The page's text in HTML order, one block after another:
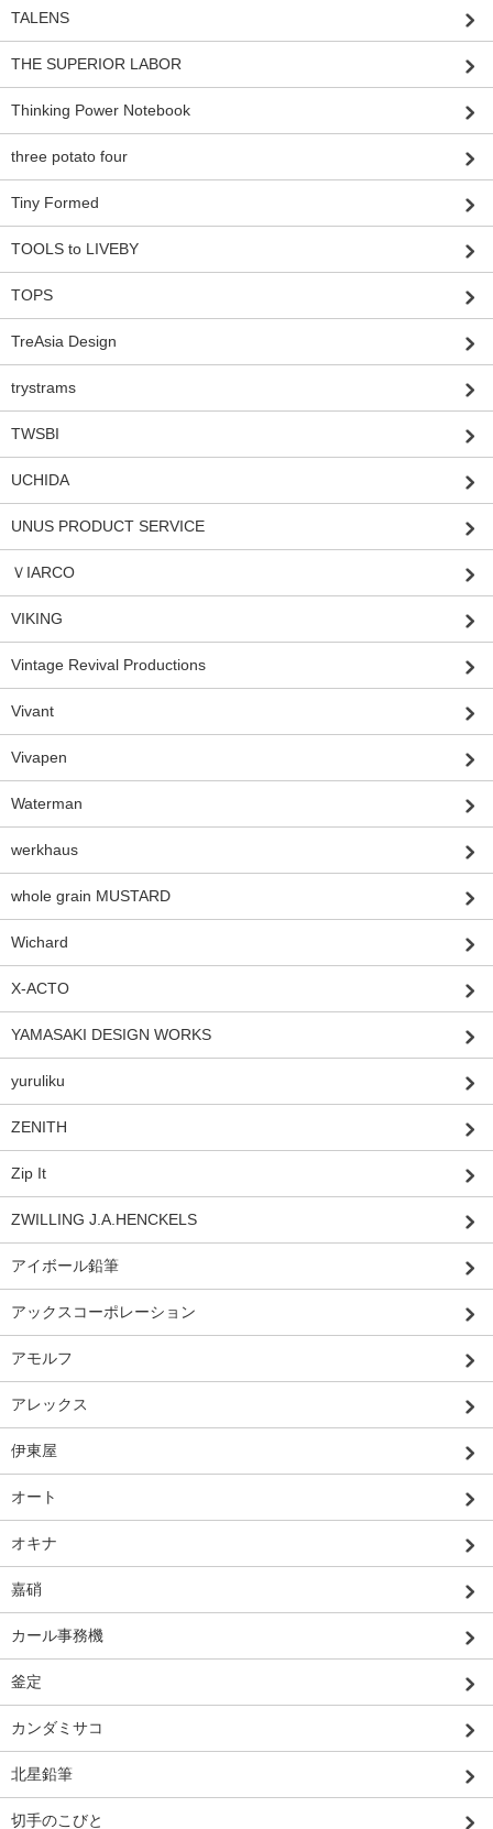
TALENS
THE SUPERIOR LABOR
Thinking Power Notebook
three potato four
Tiny Formed
TOOLS to LIVEBY
TOPS
TreAsia Design
trystrams
TWSBI
UCHIDA
UNUS PRODUCT SERVICE
ＶIARCO
VIKING
Vintage Revival Productions
Vivant
Vivapen
Waterman
werkhaus
whole grain MUSTARD
Wichard
X-ACTO
YAMASAKI DESIGN WORKS
yuruliku
ZENITH
Zip It
ZWILLING J.A.HENCKELS
アイボール鉛筆
アックスコーポレーション
アモルフ
アレックス
伊東屋
オート
オキナ
嘉硝
カール事務機
釜定
カンダミサコ
北星鉛筆
切手のこびと